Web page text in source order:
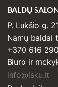
BALDŲ
P. Lukšio g.
Namų baldai
+370 616
Biuro ir
info@isku.lt